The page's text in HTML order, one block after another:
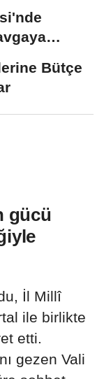
Bütçe
gücü
İl Millî
ile birlikte
etti.
gezen Vali